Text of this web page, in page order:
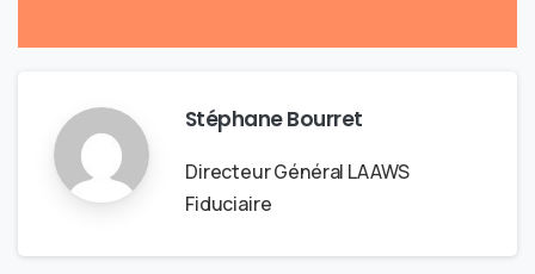
Stéphane Bourret
Directeur Général LAAWS
Fiduciaire